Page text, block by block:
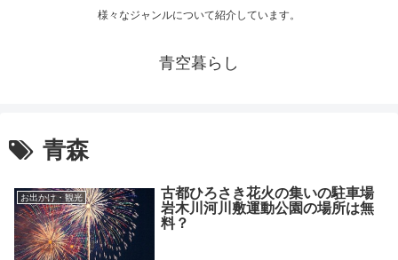
様々なジャンルについて紹介しています。
青空暮らし
青森
お出かけ・観光
古都ひろさき花火の集いの駐車場
岩木川河川敷運動公園の場所は無
料？